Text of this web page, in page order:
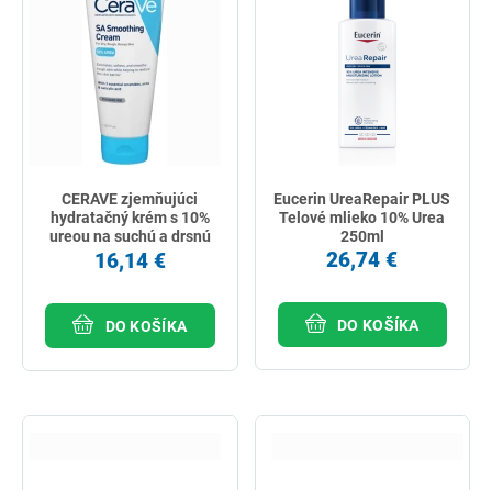
CERAVE zjemňujúci
hydratačný krém s 10%
ureou na suchú a drsnú
pokožku 177ml
16,14 €
DO KOŠÍKA
Eucerin UreaRepair PLUS
Telové mlieko 10% Urea
250ml
26,74 €
DO KOŠÍKA